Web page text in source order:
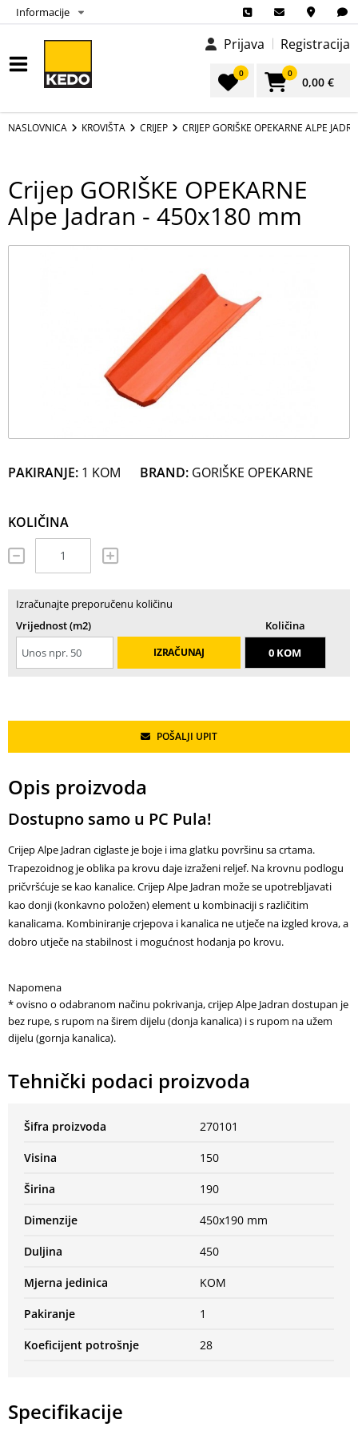
Informacije
Prijava Registracija
0 0
0,00 €
NASLOVNICA KROVIŠTA CRIJEP CRIJEP GORIŠKE OPEKARNE ALPE
Crijep GORIŠKE OPEKARNE
Alpe Jadran - 450x180 mm
PAKIRANJE: 1 KOM BRAND: GORIŠKE OPEKARNE
KOLIČINA
Izračunajte preporučenu količinu
Vrijednost (m2)
IZRAČUNAJ
Količina
POŠALJI UPIT
Opis proizvoda
Dostupno samo u PC Pula!
Crijep Alpe Jadran ciglaste je boje i ima glatku površinu sa crtama.
Trapezoidnog je oblika pa krovu daje izraženi reljef. Na krovnu podlogu
pričvršćuje se kao kanalice. Crijep Alpe Jadran može se upotrebljavati
kao donji (konkavno položen) element u kombinaciji s različitim
kanalicama. Kombiniranje crjepova i kanalica ne utječe na izgled krova, a
dobro utječe na stabilnost i mogućnost hodanja po krovu.
Napomena
* ovisno o odabranom načinu pokrivanja, crijep Alpe Jadran dostupan je
bez rupe, s rupom na širem dijelu (donja kanalica) i s rupom na užem
dijelu (gornja kanalica).
Tehnički podaci proizvoda
Šifra proizvoda 270101
Visina 150
Širina 190
Dimenzije 450x190 mm
Duljina 450
Mjerna jedinica KOM
Pakiranje 1
Koeficijent potrošnje 28
Specifikacije